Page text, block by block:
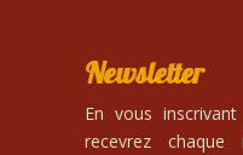
Newsletter
En vous
recevrez